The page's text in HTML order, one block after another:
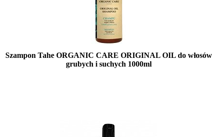
Szampon Tahe ORGANIC CARE ORIGINAL OIL do włosów
grubych i suchych 1000ml